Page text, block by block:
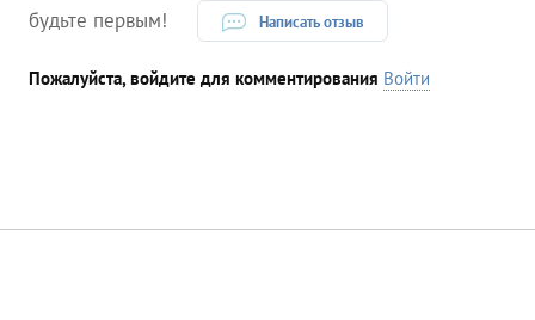
будьте первым!
Написать отзыв
Пожалуйста, войдите для комментирования Войти